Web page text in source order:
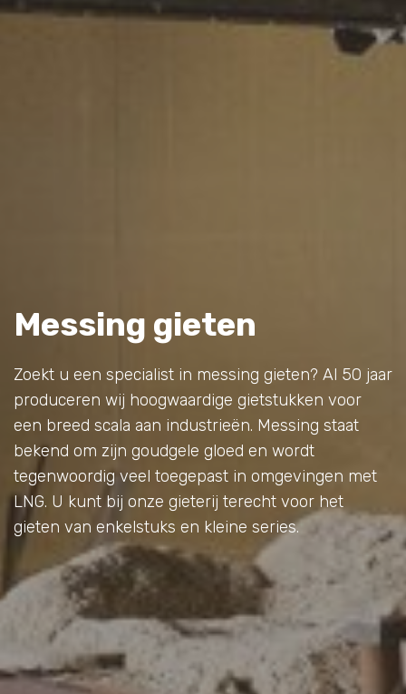
Messing gieten
Zoekt u een specialist in messing gieten? Al 50 jaar
produceren wij hoogwaardige gietstukken voor
een breed scala aan industrieën. Messing staat
bekend om zijn goudgele gloed en wordt
tegenwoordig veel toegepast in omgevingen met
LNG. U kunt bij onze gieterij terecht voor het
gieten van enkelstuks en kleine series.